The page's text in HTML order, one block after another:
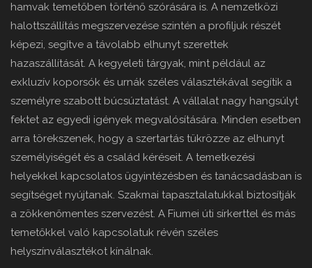
hamvak temetőben történő szórására is. A nemzetközi
halottszállítás megszervezése szintén a profiljuk részét
képezi, segítve a távolabb elhunyt szerettek
hazaszállítását. A kegyeleti tárgyak, mint például az
exkluzív koporsók és urnák széles választékával segítik a
személyre szabott búcsúztatást. A vállalat nagy hangsúlyt
fektet az egyedi igények megvalósítására. Minden esetben
arra törekszenek, hogy a szertartás tükrözze az elhunyt
személyiségét és a család kéréseit. A temetkezési
helyekkel kapcsolatos ügyintézésben és tanácsadásban is
segítséget nyújtanak. Szakmai tapasztalatukkal biztosítják
a zökkenőmentes szervezést. A Fiumei úti sírkerttel és más
temetőkkel való kapcsolatuk révén széles
helyszínválasztékot kínálnak.